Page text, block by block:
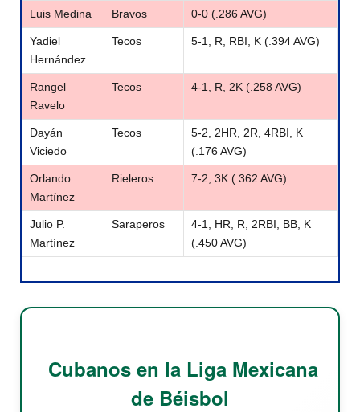
Luis Medina Bravos 0-0 (.286 AVG)
Yadiel
Hernández
Tecos 5-1, R, RBI, K (.394 AVG)
Rangel
Ravelo
Tecos 4-1, R, 2K (.258 AVG)
Dayán
Viciedo
Tecos
5-2, 2HR, 2R, 4RBI, K
(.176 AVG)
Orlando
Martínez
Rieleros 7-2, 3K (.362 AVG)
Julio P.
Martínez
Saraperos
4-1, HR, R, 2RBI, BB, K
(.450 AVG)
Cubanos en la Liga Mexicana
de Béisbol